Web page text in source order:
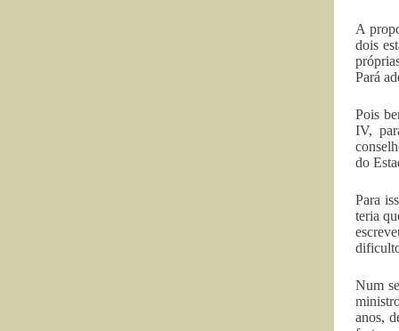
A
dois
Pará
Pois
IV,
do
Para
teria
Num
anos,